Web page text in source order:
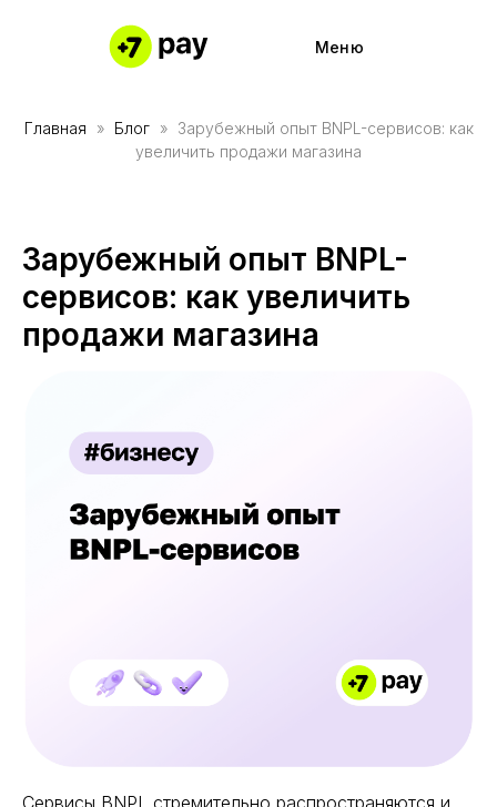
Меню
Наше
Частями
Главная Блог
Зарубежный опыт BNPL-сервисов: как
увеличить продажи магазина
Зарубежный опыт BNPL-
сервисов: как увеличить
продажи магазина
Сервисы BNPL стремительно распространяются и